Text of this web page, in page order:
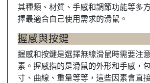
其種類、材質、手感和調節功能等多
擇最適合自己使用需求的滑鼠。
握感與按鍵
握感和按鍵是選擇無線滑鼠時需要注
素。握感指的是滑鼠的外形和手感，
寸、曲線、重量等等，這些因素會直